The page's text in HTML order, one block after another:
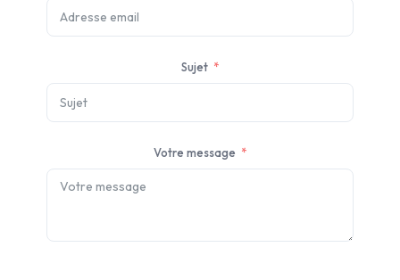
Sujet
Votre message